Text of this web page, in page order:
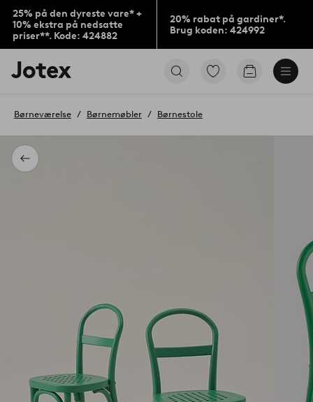
25% på den dyreste vare* +
10% ekstra på nedsatte
priser**. Kode: 424882
20% rabat på gardiner*.
Brug koden: 424992
Jotex
logo
til
Gå
Gå
Tilbage
Børneværelse Børnemøbler Børnestole